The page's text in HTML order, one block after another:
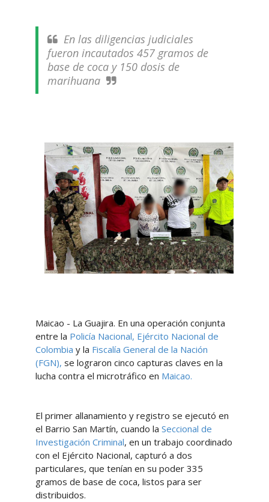
En las diligencias judiciales
fueron incautados 457 gramos de
base de coca y 150 dosis de
marihuana
Maicao - La Guajira. En una operación conjunta
entre la Policía Nacional, Ejército Nacional de
Colombia y la Fiscalía General de la Nación
(FGN), se lograron cinco capturas claves en la
lucha contra el microtráfico en Maicao.
El primer allanamiento y registro se ejecutó en
el Barrio San Martín, cuando la Seccional de
Investigación Criminal, en un trabajo coordinado
con el Ejército Nacional, capturó a dos
particulares, que tenían en su poder 335
gramos de base de coca, listos para ser
distribuidos.